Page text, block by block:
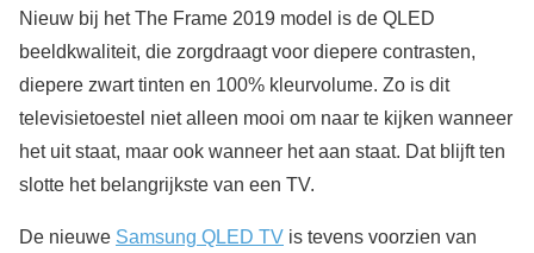
Nieuw bij het The Frame 2019 model is de QLED
beeldkwaliteit, die zorgdraagt voor diepere contrasten,
diepere zwart tinten en 100% kleurvolume. Zo is dit
televisietoestel niet alleen mooi om naar te kijken wanneer
het uit staat, maar ook wanneer het aan staat. Dat blijft ten
slotte het belangrijkste van een TV.
De nieuwe Samsung QLED TV is tevens voorzien van